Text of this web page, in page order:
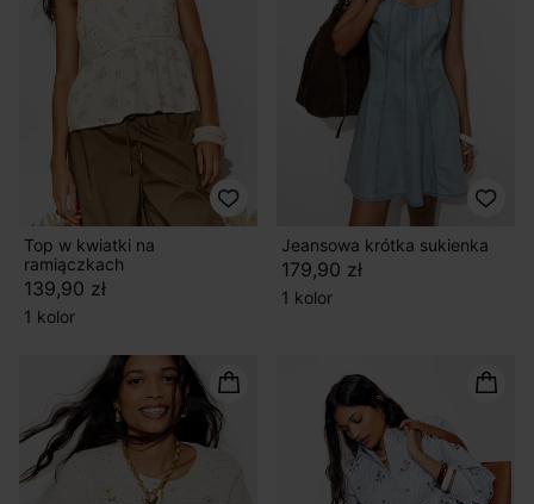
Top w kwiatki na
ramiączkach
139,90 zł
1 kolor
Jeansowa krótka sukienka
179,90 zł
1 kolor